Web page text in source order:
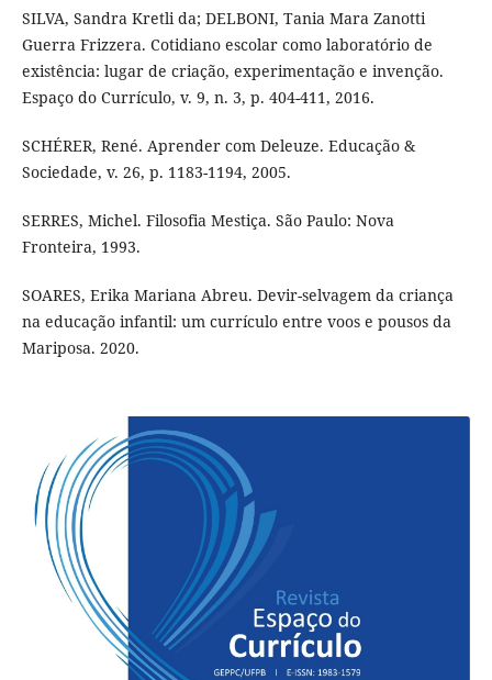
SILVA, Sandra Kretli da; DELBONI, Tania Mara Zanotti
Guerra Frizzera. Cotidiano escolar como laboratório de
existência: lugar de criação, experimentação e invenção.
Espaço do Currículo, v. 9, n. 3, p. 404-411, 2016.
SCHÉRER, René. Aprender com Deleuze. Educação &
Sociedade, v. 26, p. 1183-1194, 2005.
SERRES, Michel. Filosofia Mestiça. São Paulo: Nova
Fronteira, 1993.
SOARES, Erika Mariana Abreu. Devir-selvagem da criança
na educação infantil: um currículo entre voos e pousos da
Mariposa. 2020.